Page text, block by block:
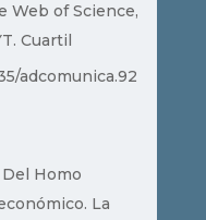
Web of Science,
Cuartil
adcomunica.92
Del Homo
La